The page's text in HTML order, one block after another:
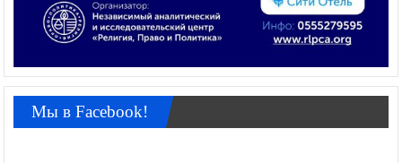
Мы в Facebook!